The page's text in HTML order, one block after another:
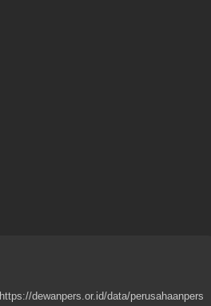
https://dewanpers.or.id/data/perusahaanpers